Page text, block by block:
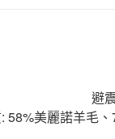
避
58%美麗諾羊毛